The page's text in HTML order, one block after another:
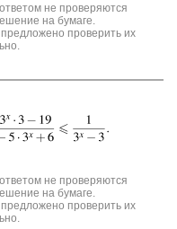
не проверяются
на бумаге.
проверить их
не проверяются
на бумаге.
проверить их